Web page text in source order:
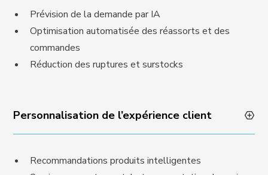
Prévision de la demande par IA
Optimisation automatisée des réassorts et des
commandes
Réduction des ruptures et surstocks
Personnalisation de l’expérience client
Recommandations produits intelligentes